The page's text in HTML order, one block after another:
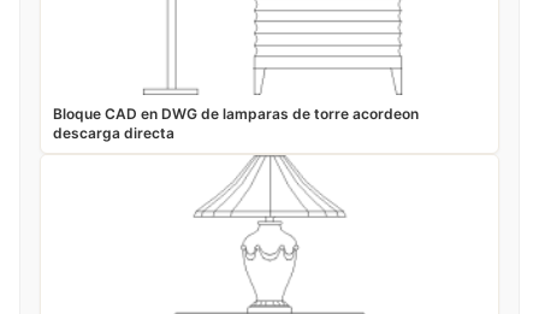
Bloque CAD en DWG de lamparas de torre acordeon
descarga directa